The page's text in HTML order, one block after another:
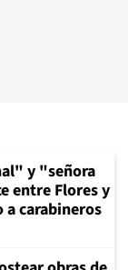
y "señora
entre Flores y
carabineros